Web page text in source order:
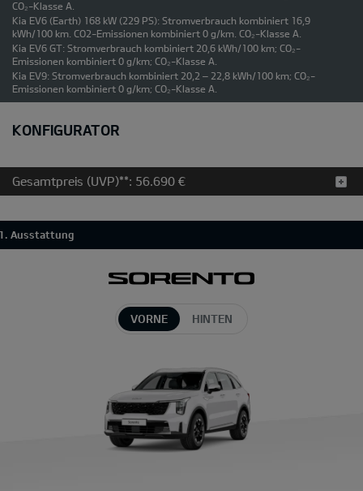
CO₂-Klasse A.
Kia EV6 (Earth) 168 kW (229 PS): Stromverbrauch kombiniert 16,9
kWh/100 km. CO2-Emissionen kombiniert 0 g/km. CO₂-Klasse A.
Kia EV6 GT: Stromverbrauch kombiniert 20,6 kWh/100 km; CO₂-
Emissionen kombiniert 0 g/km; CO₂-Klasse A.
Kia EV9: Stromverbrauch kombiniert 20,2 – 22,8 kWh/100 km; CO₂-
Emissionen kombiniert 0 g/km; CO₂-Klasse A.
KONFIGURATOR
Gesamtpreis (UVP)**: 56.690 €
Ausstattung
VORNE HINTEN